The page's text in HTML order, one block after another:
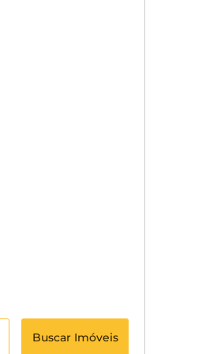
Buscar Imóveis